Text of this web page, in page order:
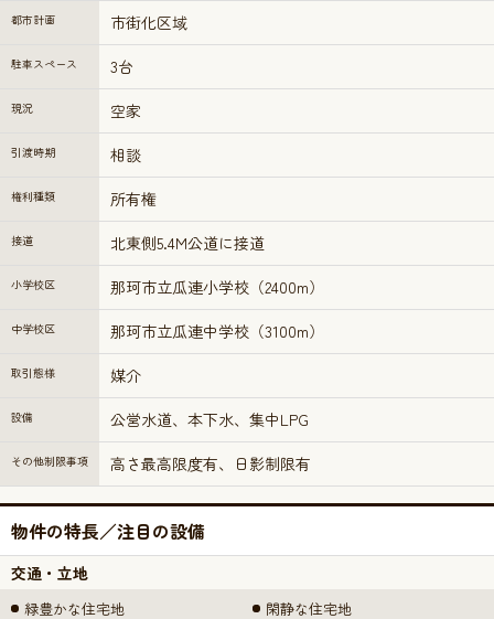
都市計画 市街化区域
駐車スペース 3台
現況 空家
引渡時期 相談
権利種類 所有権
接道 北東側5.4M公道に接道
小学校区 那珂市立瓜連小学校（2400m）
中学校区 那珂市立瓜連中学校（3100m）
取引態様 媒介
設備 公営水道、本下水、集中LPG
その他制限事項 高さ最高限度有、日影制限有
物件の特長／注目の設備
交通・立地
緑豊かな住宅地 閑静な住宅地